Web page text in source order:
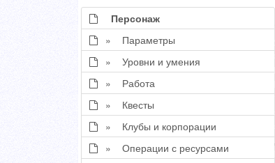
Персонаж
» Параметры
» Уровни и умения
» Работа
» Квесты
» Клубы и корпорации
» Операции с ресурсами